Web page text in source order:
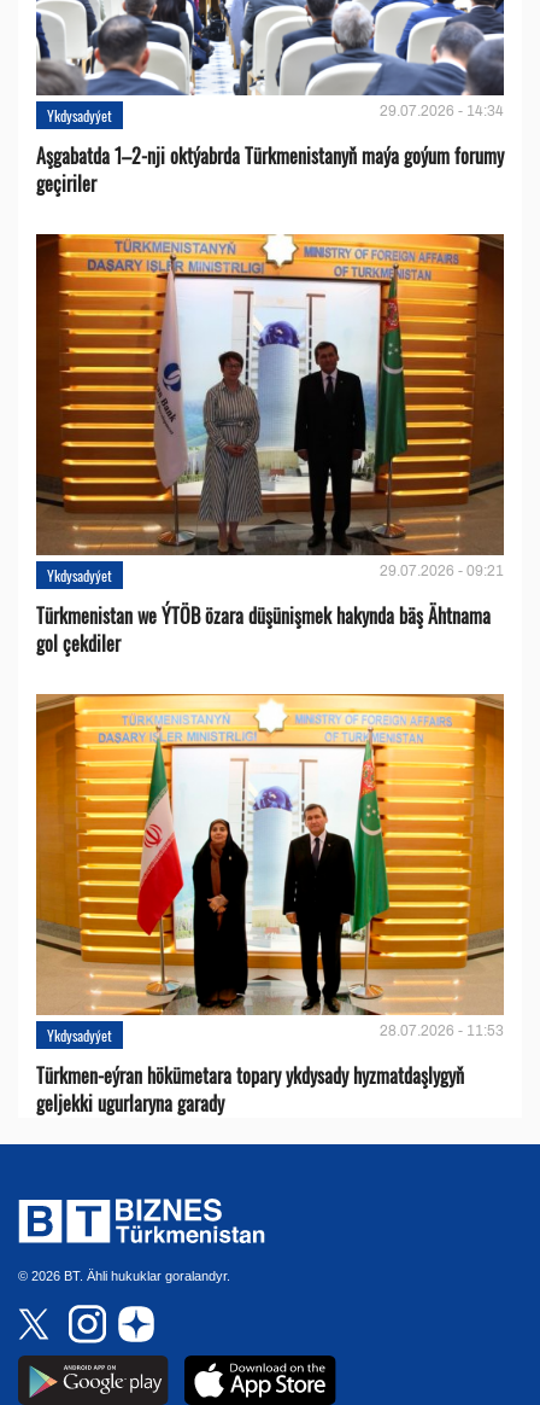
Ykdysadyýet 29.07.2026 - 14:34
Aşgabatda 1–2-nji oktýabrda Türkmenistanyň maýa goýum forumy
geçiriler
Ykdysadyýet 29.07.2026 - 09:21
Türkmenistan we ÝTÖB özara düşünişmek hakynda bäş Ähtnama
gol çekdiler
Ykdysadyýet 28.07.2026 - 11:53
Türkmen-eýran hökümetara topary ykdysady hyzmatdaşlygyň
geljekki ugurlaryna garady
© 2026 BT. Ähli hukuklar goralandyr.